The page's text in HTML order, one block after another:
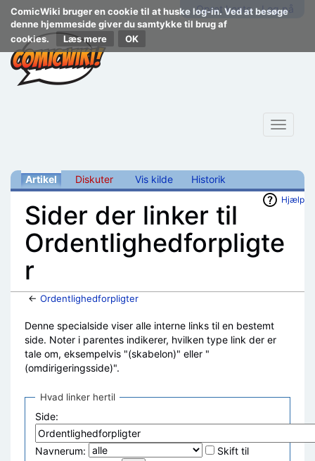
ComicWiki bruger en cookie til at huske log-in. Ved at besøge
denne hjemmeside giver du samtykke til brug af
cookies.
Læs mere
Opret konto Log på
Toggle
Artikel Diskuter Vis kilde Historik
Hjælp
Sider der linker til
Ordentlighedforpligte
r
← Ordentlighedforpligter
Denne specialside viser alle interne links til en bestemt
side. Noter i parentes indikerer, hvilken type link der er
tale om, eksempelvis "(skabelon)" eller "
(omdirigeringsside)".
Hvad linker hertil
Side:
Navnerum:
Skift til